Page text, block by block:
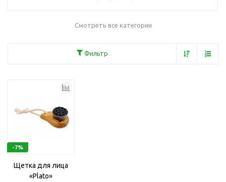
Смотреть все категории
Фильтр
-7%
Щетка для лица
«Plato»